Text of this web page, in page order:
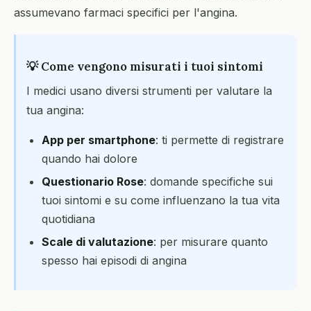
assumevano farmaci specifici per l'angina.
💡 Come vengono misurati i tuoi sintomi
I medici usano diversi strumenti per valutare la
tua angina:
App per smartphone: ti permette di registrare
quando hai dolore
Questionario Rose: domande specifiche sui
tuoi sintomi e su come influenzano la tua vita
quotidiana
Scale di valutazione: per misurare quanto
spesso hai episodi di angina